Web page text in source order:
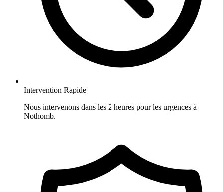
Intervention Rapide
Nous intervenons dans les 2 heures pour les urgences à
Nothomb.